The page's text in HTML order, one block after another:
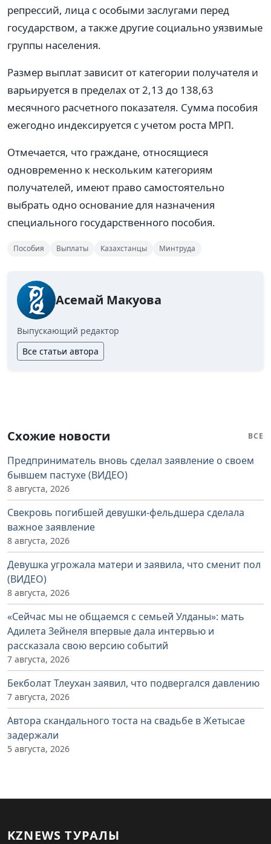
репрессий, лица с особыми заслугами перед
государством, а также другие социально уязвимые
группы населения.
Размер выплат зависит от категории получателя и
варьируется в пределах от 2,13 до 138,63
месячного расчетного показателя. Сумма пособия
ежегодно индексируется с учетом роста МРП.
Отмечается, что граждане, относящиеся
одновременно к нескольким категориям
получателей, имеют право самостоятельно
выбрать одно основание для назначения
специального государственного пособия.
Пособия Выплаты Казахстанцы Минтруда
Асемай Макуова
Выпускающий редактор
Все статьи автора
Схожие новости ВСЕ
Предприниматель вновь сделал заявление о своем
бывшем пастухе (ВИДЕО)
8 августа, 2026
Свекровь погибшей девушки-фельдшера сделала
важное заявление
8 августа, 2026
Девушка угрожала матери и заявила, что сменит пол
(ВИДЕО)
8 августа, 2026
«Сейчас мы не общаемся с семьей Улданы»: мать
Адилета Зейнеля впервые дала интервью и
рассказала свою версию событий
7 августа, 2026
Бекболат Тлеухан заявил, что подвергался давлению
7 августа, 2026
Автора скандального тоста на свадьбе в Жетысае
задержали
5 августа, 2026
KZNEWS ТУРАЛЫ